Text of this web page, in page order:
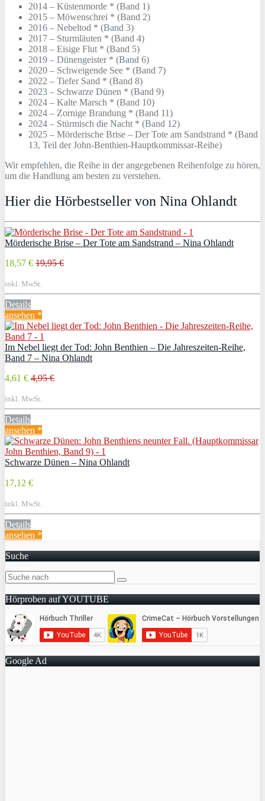
2014 – Küstenmorde * (Band 1)
2015 – Möwenschrei * (Band 2)
2016 – Nebeltod * (Band 3)
2017 – Sturmläuten * (Band 4)
2018 – Eisige Flut * (Band 5)
2019 – Dünengeister * (Band 6)
2020 – Schweigende See * (Band 7)
2022 – Tiefer Sand * (Band 8)
2023 – Schwarze Dünen * (Band 9)
2024 – Kalte Marsch * (Band 10)
2024 – Zornige Brandung * (Band 11)
2024 – Stürmisch die Nacht * (Band 12)
2025 – Mörderische Brise – Der Tote am Sandstrand * (Band
13, Teil der John-Benthien-Hauptkommissar-Reihe)
Wir empfehlen, die Reihe in der angegebenen Reihenfolge zu hören,
um die Handlung am besten zu verstehen.
Hier die Hörbestseller von Nina Ohlandt
Mörderische Brise – Der Tote am Sandstrand – Nina Ohlandt
18,57 € 19,95 €
inkl. MwSt.
Details
ansehen *
Im Nebel liegt der Tod: John Benthien – Die Jahreszeiten-Reihe,
Band 7 – Nina Ohlandt
4,61 € 4,95 €
inkl. MwSt.
Details
ansehen *
Schwarze Dünen – Nina Ohlandt
17,12 €
inkl. MwSt.
Details
ansehen *
Suche
Hörproben auf YOUTUBE
Google Ad